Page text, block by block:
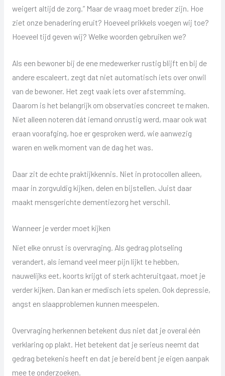
weigert altijd de zorg.” Maar de vraag moet breder zijn. Hoe
ziet onze benadering eruit? Hoeveel prikkels voegen wij toe?
Hoeveel tijd geven wij? Welke woorden gebruiken we?
Als een bewoner bij de ene medewerker rustig blijft en bij de
andere escaleert, zegt dat niet automatisch iets over onwil
van de bewoner. Het zegt vaak iets over afstemming.
Daarom is het belangrijk om observaties concreet te maken.
Niet alleen noteren dát iemand onrustig werd, maar ook wat
eraan voorafging, hoe er gesproken werd, wie aanwezig
waren en welk moment van de dag het was.
Daar zit de echte praktijkkennis. Niet in protocollen alleen,
maar in zorgvuldig kijken, delen en bijstellen. Juist daar
maakt mensgerichte dementiezorg het verschil.
Wanneer je verder moet kijken
Niet elke onrust is overvraging. Als gedrag plotseling
verandert, als iemand veel meer pijn lijkt te hebben,
nauwelijks eet, koorts krijgt of sterk achteruitgaat, moet je
verder kijken. Dan kan er medisch iets spelen. Ook depressie,
angst en slaapproblemen kunnen meespelen.
Overvraging herkennen betekent dus niet dat je overal één
verklaring op plakt. Het betekent dat je serieus neemt dat
gedrag betekenis heeft en dat je bereid bent je eigen aanpak
mee te onderzoeken.